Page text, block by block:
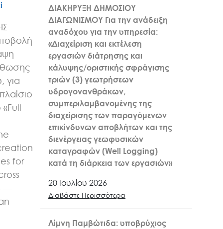
για
for
—
ΔΙΑΚΗΡΥΞΗ ΔΗΜΟΣΙΟΥ
ΔΙΑΓΩΝΙΣΜΟΥ Για την ανάδειξη
αναδόχου για την υπηρεσία:
«Διαχείριση και εκτέλεση
εργασιών διάτρησης και
κάλυψης/οριστικής σφράγισης
τριών (3) γεωτρήσεων
υδρογονανθράκων,
συμπεριλαμβανομένης της
διαχείρισης των παραγόμενων
επικίνδυνων αποβλήτων και της
διενέργειας γεωφυσικών
καταγραφών (Well Logging)
κατά τη διάρκεια των εργασιών»
20 Ιουλίου 2026
Διαβάστε Περισσότερα
Λίμνη Παμβώτιδα: υποβρύχιος